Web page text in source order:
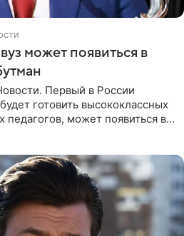
может появиться в
Первый в России
готовить высококлассных
педагогов, может появиться в